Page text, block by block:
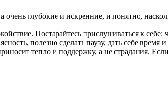
глубокие и искренние, и понятно,
Постарайтесь прислушиваться к себе:
полезно сделать паузу, дать себе время и
тепло и поддержку, а не страдания.